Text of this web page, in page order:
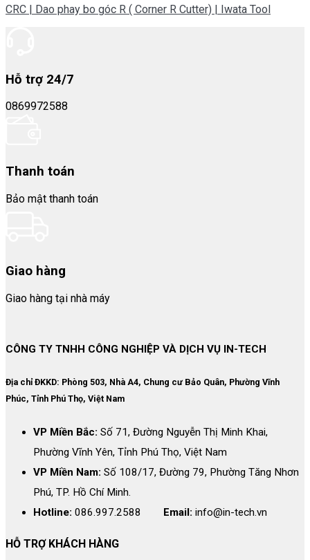
CRC | Dao phay bo góc R ( Corner R Cutter) | Iwata Tool
Hỗ trợ 24/7
0869972588
Thanh toán
Bảo mật thanh toán
Giao hàng
Giao hàng tại nhà máy
CÔNG TY TNHH CÔNG NGHIỆP VÀ DỊCH VỤ IN-TECH
Địa chỉ ĐKKD: Phòng 503, Nhà A4, Chung cư Bảo Quân, Phường Vĩnh
Phúc, Tỉnh Phú Thọ, Việt Nam
VP Miền Bắc: Số 71, Đường Nguyễn Thị Minh Khai,
Phường Vĩnh Yên, Tỉnh Phú Thọ, Việt Nam
VP Miền Nam: Số 108/17, Đường 79, Phường Tăng Nhơn
Phú, TP. Hồ Chí Minh.
Hotline: 086.997.2588 Email: info@in-tech.vn
HỖ TRỢ KHÁCH HÀNG